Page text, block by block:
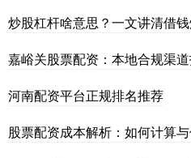
炒股杠杆啥意思？一文讲清借
嘉峪关股票配资：本地合规渠
河南配资平台正规排名推荐
股票配资成本解析：如何计算